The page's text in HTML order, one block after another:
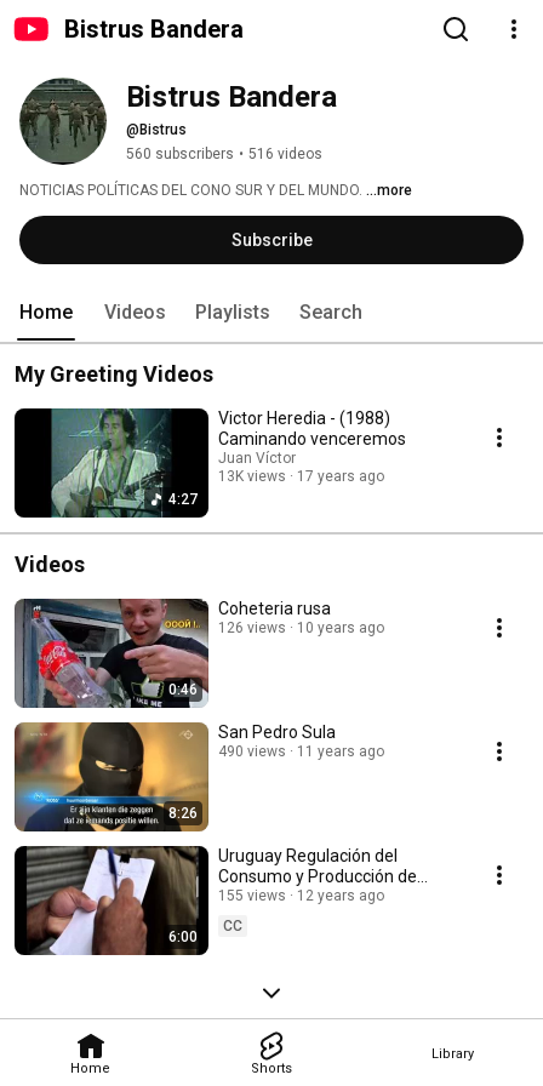
Bistrus Bandera
Home Shorts
Library
Bistrus Bandera
@Bistrus
560 subscribers • 516 videos
NOTICIAS POLÍTICAS DEL CONO SUR Y DEL MUNDO. ...more
Subscribe
Home Videos Playlists Search
My Greeting Videos
4:27
Victor Heredia - (1988)
Caminando venceremos
Juan Víctor
13K views
17 years ago
Videos
0:46
Coheteria rusa
126 views 10 years ago
8:26
San Pedro Sula
490 views 11 years ago
6:00
Uruguay Regulación del
Consumo y Producción de
Marihuana
155 views
12 years ago
CC